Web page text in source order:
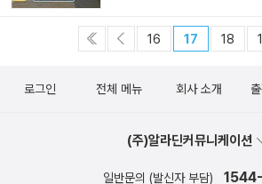
16 17 18
로그인 전체 메뉴 회사 소개
(주)알라딘커뮤니케이션
일반문의 (발신자 부담)